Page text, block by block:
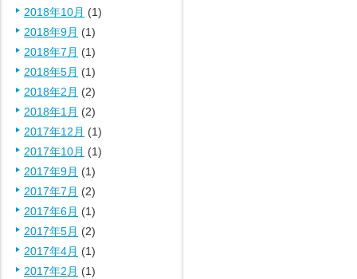
2018年10月 (1)
2018年9月 (1)
2018年7月 (1)
2018年5月 (1)
2018年2月 (2)
2018年1月 (2)
2017年12月 (1)
2017年10月 (1)
2017年9月 (1)
2017年7月 (2)
2017年6月 (1)
2017年5月 (2)
2017年4月 (1)
2017年2月 (1)